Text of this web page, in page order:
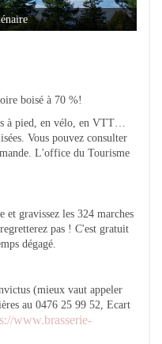
boisé à 70 %!
à pied, en vélo, en VTT…
Vous pouvez consulter
L'office du Tourisme
gravissez les 324 marches
pas ! C'est gratuit
dégagé.
(mieux vaut appeler
au 0476 25 99 52, Ecart
www.brasserie-